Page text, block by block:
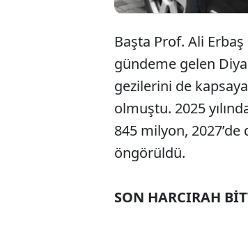
Başta Prof. Ali
gündeme gelen
gezilerini de
olmuştu. 2025
845 milyon,
öngörüldü.
SON HARCIRAH